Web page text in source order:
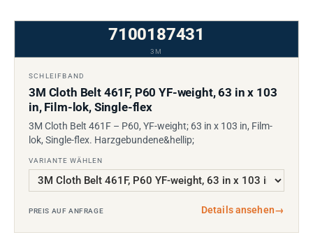
7100187431
3M
SCHLEIFBAND
3M Cloth Belt 461F, P60 YF-weight, 63 in x 103
in, Film-lok, Single-flex
3M Cloth Belt 461F – P60, YF-weight; 63 in x 103 in, Film-
lok, Single-flex. Harzgebundene&hellip;
VARIANTE WÄHLEN
PREIS AUF ANFRAGE Details ansehen→